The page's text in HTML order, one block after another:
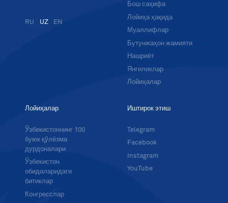
RU UZ EN
Бош саҳифа
Лойиҳа ҳақида
Муаллифлар
Бутунжаҳон жамияти
Нашриёт
Янгиликлар
Лойиҳалар
Лойиҳалар
Ўзбекистоннинг 100
буюк қўлёзма
дурдоналари
Ўзбекистон
обидаларидаги
битиклар
Конгресслар
Иштирок этиш
Telegram
Facebook
Instagram
YouTube